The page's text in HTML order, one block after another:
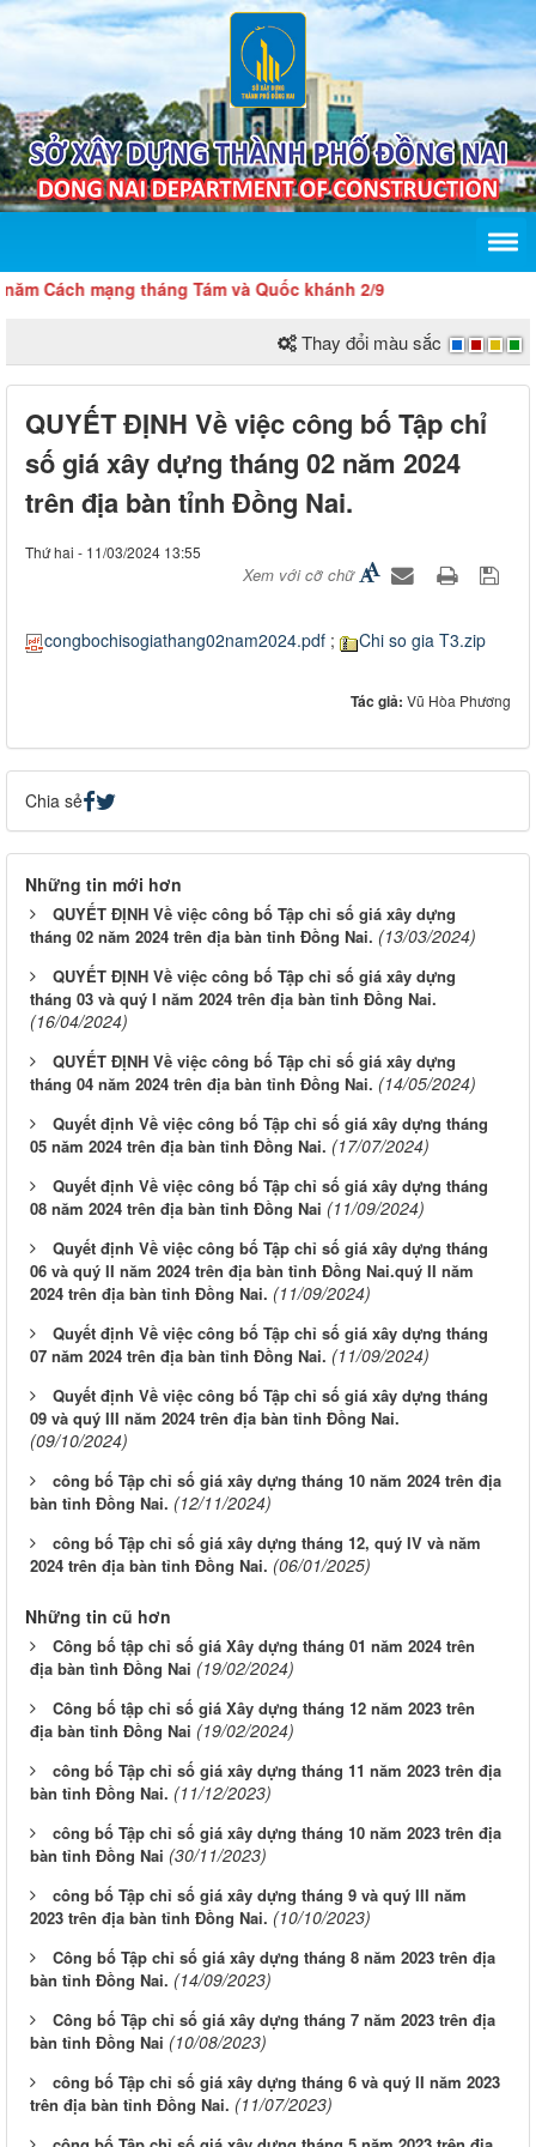
mạng tháng Tám và Quốc khánh 2/9
Thay đổi màu sắc
QUYẾT ĐỊNH Về việc công bố Tập chỉ
số giá xây dựng tháng 02 năm 2024
trên địa bàn tỉnh Đồng Nai.
Thứ hai - 11/03/2024 13:55
Xem với cỡ chữ
congbochisogiathang02nam2024.pdf ; Chi so gia T3.zip
Tác giả: Vũ Hòa Phương
Chia sẻ
Những tin mới hơn
QUYẾT ĐỊNH Về việc công bố Tập chỉ số giá xây dựng
tháng 02 năm 2024 trên địa bàn tỉnh Đồng Nai. (13/03/2024)
QUYẾT ĐỊNH Về việc công bố Tập chỉ số giá xây dựng
tháng 03 và quý I năm 2024 trên địa bàn tỉnh Đồng Nai.
(16/04/2024)
QUYẾT ĐỊNH Về việc công bố Tập chỉ số giá xây dựng
tháng 04 năm 2024 trên địa bàn tỉnh Đồng Nai. (14/05/2024)
Quyết định Về việc công bố Tập chỉ số giá xây dựng tháng
05 năm 2024 trên địa bàn tỉnh Đồng Nai. (17/07/2024)
Quyết định Về việc công bố Tập chỉ số giá xây dựng tháng
08 năm 2024 trên địa bàn tỉnh Đồng Nai (11/09/2024)
Quyết định Về việc công bố Tập chỉ số giá xây dựng tháng
06 và quý II năm 2024 trên địa bàn tỉnh Đồng Nai.quý II năm
2024 trên địa bàn tỉnh Đồng Nai. (11/09/2024)
Quyết định Về việc công bố Tập chỉ số giá xây dựng tháng
07 năm 2024 trên địa bàn tỉnh Đồng Nai. (11/09/2024)
Quyết định Về việc công bố Tập chỉ số giá xây dựng tháng
09 và quý III năm 2024 trên địa bàn tỉnh Đồng Nai.
(09/10/2024)
công bố Tập chỉ số giá xây dựng tháng 10 năm 2024 trên địa
bàn tỉnh Đồng Nai. (12/11/2024)
công bố Tập chỉ số giá xây dựng tháng 12, quý IV và năm
2024 trên địa bàn tỉnh Đồng Nai. (06/01/2025)
Những tin cũ hơn
Công bố tập chỉ số giá Xây dựng tháng 01 năm 2024 trên
địa bàn tình Đồng Nai (19/02/2024)
Công bố tập chỉ số giá Xây dựng tháng 12 năm 2023 trên
địa bàn tỉnh Đồng Nai (19/02/2024)
công bố Tập chỉ số giá xây dựng tháng 11 năm 2023 trên địa
bàn tỉnh Đồng Nai. (11/12/2023)
công bố Tập chỉ số giá xây dựng tháng 10 năm 2023 trên địa
bàn tỉnh Đồng Nai (30/11/2023)
công bố Tập chỉ số giá xây dựng tháng 9 và quý III năm
2023 trên địa bàn tỉnh Đồng Nai. (10/10/2023)
Công bố Tập chỉ số giá xây dựng tháng 8 năm 2023 trên địa
bàn tỉnh Đồng Nai. (14/09/2023)
Công bố Tập chỉ số giá xây dựng tháng 7 năm 2023 trên địa
bàn tỉnh Đồng Nai (10/08/2023)
công bố Tập chỉ số giá xây dựng tháng 6 và quý II năm 2023
trên địa bàn tỉnh Đồng Nai. (11/07/2023)